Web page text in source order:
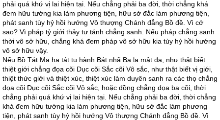
phải quá khứ vị lai hiện tại. Nếu chẳng phải ba đời, thời chẳng khá
đem hữu tướng kia làm phương tiện, hữu sở đắc làm phương tiện,
phát sanh tùy hỷ hồi hướng Vô thượng Chánh đẳng Bồ đề. Vì cớ
sao? Vì pháp tỷ giới thảy tự tánh chẳng sanh. Nếu pháp chẳng sanh
thời vô sở hữu, chẳng khá đem pháp vô sở hữu kia tùy hỷ hồi hướng
vô sở hữu vậy.
Nếu Bồ Tát Ma ha tát tu hành Bát nhã Ba la mật đa, như thật biết
thiệt giới chẳng đọa cõi Dục cõi Sắc cõi Vô sắc, như thật biết vị giới,
thiệt thức giới và thiệt xúc, thiệt xúc làm duyên sanh ra các thọ chẳng
đọa cõi Dục cõi Sắc cõi Vô sắc, hoặc đồng chẳng đọa ba cõi, thời
chẳng phải quá khứ vị lai hiện tại. Nếu chẳng phải ba đời, thời chẳng
khá đem hữu tướng kia làm phương tiện, hữu sở đắc làm phương
tiện, phát sanh tùy hỷ hồi hướng Vô thượng Chánh đẳng Bồ đề. Vì